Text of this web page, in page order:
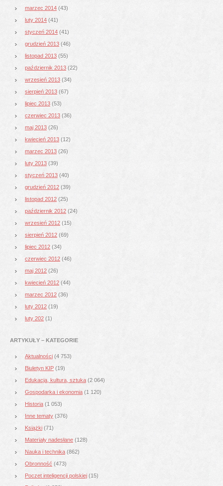
marzec 2014 (43)
luty 2014 (41)
styczeń 2014 (41)
grudzień 2013 (46)
listopad 2013 (55)
październik 2013 (22)
wrzesień 2013 (34)
sierpień 2013 (67)
lipiec 2013 (53)
czerwiec 2013 (36)
maj 2013 (26)
kwiecień 2013 (12)
marzec 2013 (26)
luty 2013 (39)
styczeń 2013 (40)
grudzień 2012 (39)
listopad 2012 (25)
październik 2012 (24)
wrzesień 2012 (15)
sierpień 2012 (69)
lipiec 2012 (34)
czerwiec 2012 (46)
maj 2012 (26)
kwiecień 2012 (44)
marzec 2012 (36)
luty 2012 (19)
luty 202 (1)
ARTYKUŁY – KATEGORIE
Aktualności (4 753)
Biuletyn KIP (19)
Edukacja, kultura, sztuka (2 064)
Gospodarka i ekonomia (1 120)
Historia (1 053)
Inne tematy (376)
Książki (71)
Materiały nadesłane (128)
Nauka i technika (862)
Obronność (473)
Poczet inteligencji polskiej (15)